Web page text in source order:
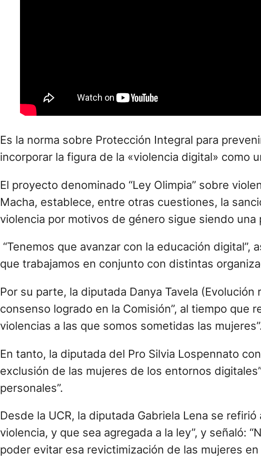
Es la norma sobre Protección Integral para
incorporar la figura de la «violencia digital» como
El proyecto denominado “Ley Olimpia” sobre
Macha, establece, entre otras cuestiones, la
violencia por motivos de género sigue siendo una
“Tenemos que avanzar con la educación
que trabajamos en conjunto con distintas
Por su parte, la diputada Danya Tavela
consenso logrado en la Comisión”, al tiempo que
violencias a las que somos sometidas las
En tanto, la diputada del Pro Silvia Lospennato
exclusión de las mujeres de los entornos
personales”.
Desde la UCR, la diputada Gabriela Lena se
violencia, y que sea agregada a la ley”, y señaló:
poder evitar esa revictimización de las mujeres en